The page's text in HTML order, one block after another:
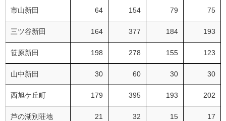
市山新田 64 154 79 75
三ツ谷新田 164 377 184 193
笹原新田 198 278 155 123
山中新田 30 60 30 30
西旭ケ丘町 179 395 193 202
芦の湖別荘地 21 32 15 17